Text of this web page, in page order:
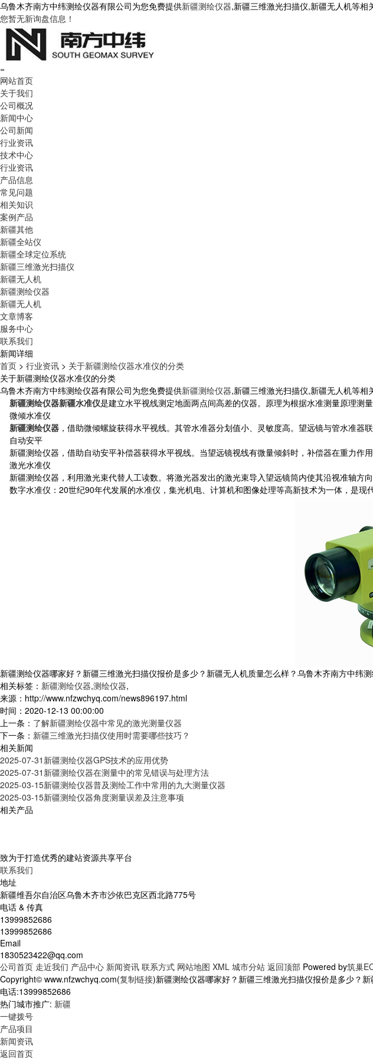
乌鲁木齐南方中纬测绘仪器有限公司为您免费提供新疆测绘仪器,新疆三维激光扫描仪,新疆无人机等相
您暂无新询盘信息！
=
网站首页
关于我们
公司概况
新闻中心
公司新闻
行业资讯
技术中心
行业资讯
产品信息
常见问题
相关知识
案例产品
新疆其他
新疆全站仪
新疆全球定位系统
新疆三维激光扫描仪
新疆无人机
新疆测绘仪器
新疆无人机
文章博客
服务中心
联系我们
新闻详细
首页 > 行业资讯 > 关于新疆测绘仪器水准仪的分类
关于新疆测绘仪器水准仪的分类
乌鲁木齐南方中纬测绘仪器有限公司为您免费提供新疆测绘仪器,新疆三维激光扫描仪,新疆无人机等相
新疆测绘仪器新疆水准仪是建立水平视线测定地面两点间高差的仪器。原理为根据水准测量原理测
微倾水准仪
新疆测绘仪器 ，借助微倾螺旋获得水平视线。其管水准器分划值小、灵敏度高。望远镜与管水准
自动安平
新疆测绘仪器，借助自动安平补偿器获得水平视线。当望远镜视线有微量倾斜时，补偿器在重力作
激光水准仪
新疆测绘仪器，利用激光束代替人工读数。将激光器发出的激光束导入望远镜筒内使其沿视准轴方
数字水准仪： 20世纪90年代发展的水准仪，集光机电、计算机和图像处理等高新技术为一体，是现
新疆测绘仪器哪家好？新疆三维激光扫描仪报价是多少？新疆无人机质量怎么样？乌鲁木齐南方中
相关标签： 新疆测绘仪器,测绘仪器,
来源：http://www.nfzwchyq.com/news896197.html
时间：2020-12-13 00:00:00
上一条： 了解新疆测绘仪器中常见的激光测量仪器
下一条： 新疆三维激光扫描仪使用时需要哪些技巧？
相关新闻
2025-07-31 新疆测绘仪器GPS技术的应用优势
2025-07-31 新疆测绘仪器在测量中的常见错误与处理方法
2025-03-15新疆测绘仪器普及测绘工作中常用的九大测量仪器
2025-03-15新疆测绘仪器角度测量误差及注意事项
相关产品
致为于打造优秀的建站资源共享平台
联系我们
地址
新疆维吾尔自治区乌鲁木齐市沙依巴克区西北路775号
电话 & 传真
13999852686
13999852686
Email
1830523422@qq.com
公司首页 走近我们 产品中心 新闻资讯 联系方式 网站地图 XML 城市分站 返回顶部 Powered by筑巢
Copyright© www.nfzwchyq.com(复制链接)新疆测绘仪器哪家好？新疆三维激光扫描仪报价是多少？
电话:13999852686
热门城市推广: 新疆
一键拨号
产品项目
新闻资讯
返回首页